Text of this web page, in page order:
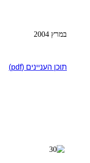
במרץ 2004
תוכן העניינים (pdf)